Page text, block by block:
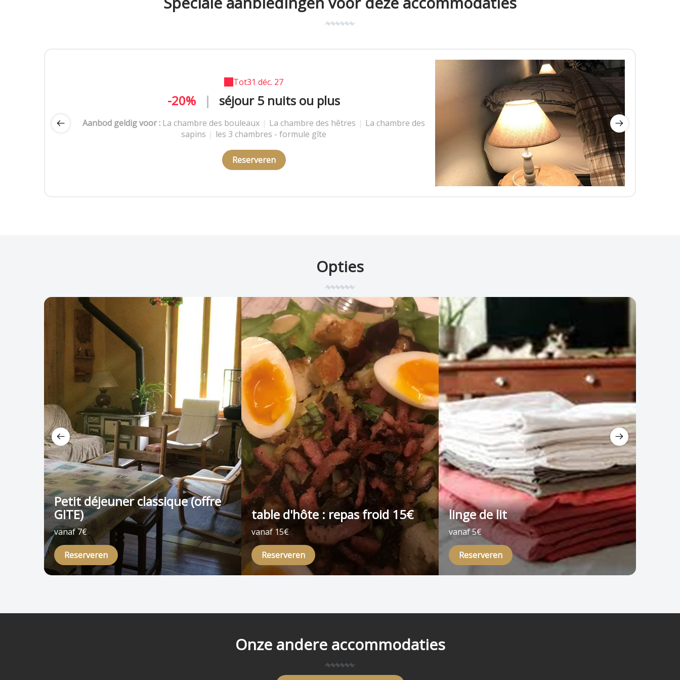
Tot31 déc. 27
-20% | séjour 5 nuits ou plus
Aanbod geldig voor : La chambre des bouleaux | La chambre des hêtres | La chambre des
sapins | les 3 chambres - formule gîte
Reserveren
Op dit moment!
-20% | dernière minute
Aanbod geldig voor : La chambre des bouleaux | La chambre des hêtres | La chambre des
sapins | les 3 chambres - formule gîte
Reserveren
Opties
Petit déjeuner classique (offre
GITE)
vanaf 7€
Reserveren
table d'hôte : repas froid 15€
vanaf 15€
Reserveren
linge de lit
vanaf 5€
Reserveren
Onze andere accommodaties